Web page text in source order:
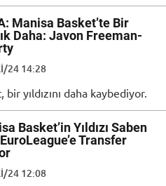
Manisa Basket’te Bir
Daha: Javon Freeman-
24 14:28
yıldızını daha kaybediyor.
Basket’in Yıldızı Saben
Transfer
24 12:08